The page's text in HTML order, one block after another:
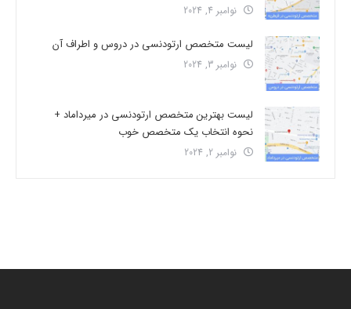
نوامبر 4, 2024
لیست متخصص ارتودنسی در دروس و اطراف آن
نوامبر 3, 2024
لیست بهترین متخصص ارتودنسی در میرداماد +
نحوه انتخاب یک متخصص خوب
نوامبر 2, 2024